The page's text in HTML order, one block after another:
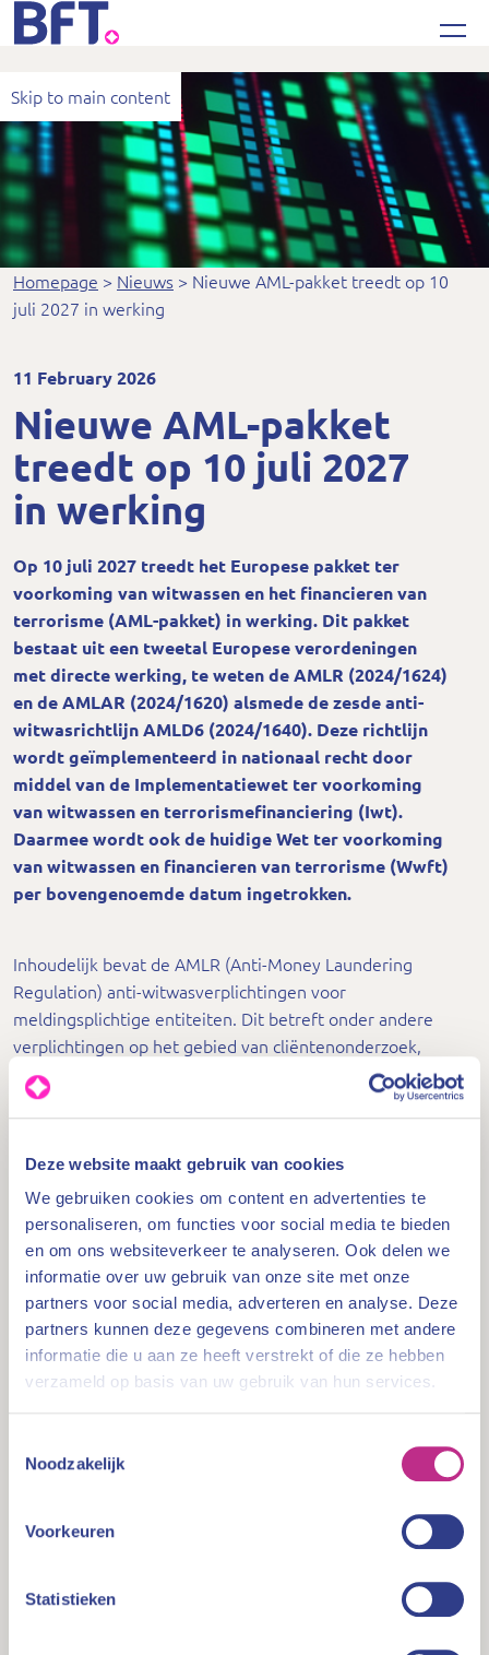
Deze website maakt gebruik van cookies
We gebruiken cookies om content en advertenties te
personaliseren, om functies voor social media te bieden
en om ons websiteverkeer te analyseren. Ook delen we
informatie over uw gebruik van onze site met onze
partners voor social media, adverteren en analyse. Deze
partners kunnen deze gegevens combineren met andere
informatie die u aan ze heeft verstrekt of die ze hebben
verzameld op basis van uw gebruik van hun services.
Noodzakelijk
Voorkeuren
Statistieken
Skip to main content
Bureau Financieel Toezicht
Homepage Nieuws
Nieuwe AML-pakket treedt op 10
juli 2027 in werking
11 February 2026
Nieuwe AML-pakket
treedt op 10 juli 2027
in werking
Op 10 juli 2027 treedt het Europese pakket ter
voorkoming van witwassen en het financieren van
terrorisme (AML-pakket) in werking. Dit pakket
bestaat uit een tweetal Europese verordeningen
met directe werking, te weten de AMLR (2024/1624)
en de AMLAR (2024/1620) alsmede de zesde anti-
witwasrichtlijn AMLD6 (2024/1640). Deze richtlijn
wordt geïmplementeerd in nationaal recht door
middel van de Implementatiewet ter voorkoming
van witwassen en terrorismefinanciering (Iwt).
Daarmee wordt ook de huidige Wet ter voorkoming
van witwassen en financieren van terrorisme (Wwft)
per bovengenoemde datum ingetrokken.
Inhoudelijk bevat de AMLR (Anti-Money Laundering
Regulation) anti-witwasverplichtingen voor
meldingsplichtige entiteiten. Dit betreft onder andere
verplichtingen op het gebied van cliëntenonderzoek,
transactiemonitoring, meldingsplicht en de naleving van
sanctieregels. En met de AMLAR wordt de nieuwe
worden de taken en bevoegdheden daarvan geregeld.
regels de nationale overheden dienen in te voeren om
witwassen en terrorismefinanciering te voorkomen. Die
regels komen terug in het nieuwe ontwerpwetsvoorstel
Iwt. Denk daarbij aan onder meer toezicht- en
handhavingsbevoegdheden en verplichtingen van
nationale toezichthouders, zoals BFT.
Nadere invulling AMLR
verduidelijken met technische reguleringsnormen
Technische reguleringsnormen voor publieke